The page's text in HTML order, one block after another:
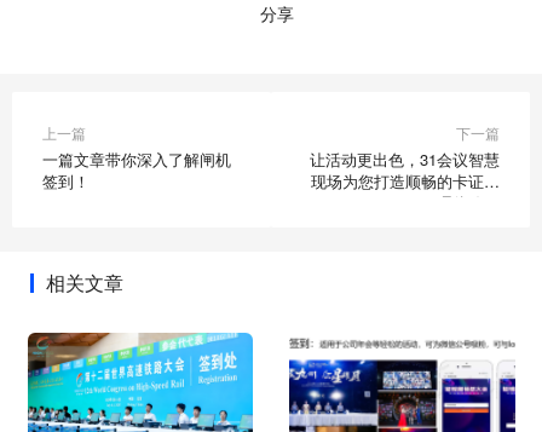
分享
上一篇
一篇文章带你深入了解闸机
签到！
下一篇
让活动更出色，31会议智慧
现场为您打造顺畅的卡证管
理体验！
相关文章